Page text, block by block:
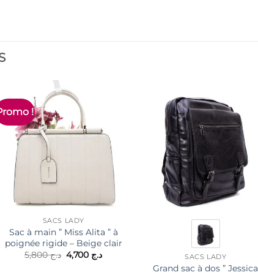
!
SACS LADY
Sac à main ” Miss Alita ” à
poignée rigide – Beige clair
د.ج5,800 Le
prix
د.ج 4,700 Le SACS LADY
Grand sac à dos ” Jessica